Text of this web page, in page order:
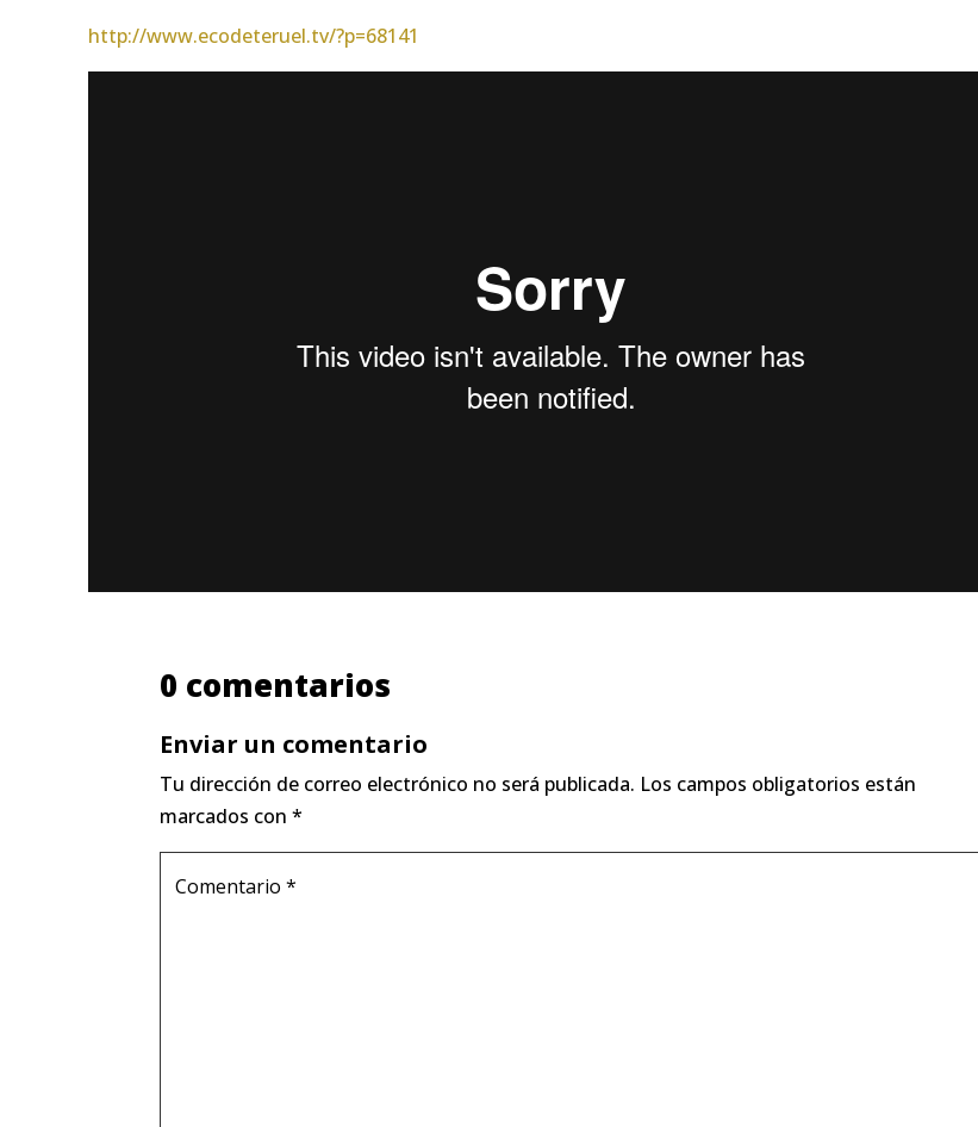
http://www.ecodeteruel.tv/?p=68141
0 comentarios
Enviar un comentario
Tu dirección de correo electrónico no será publicada. Los campos obligatorios están
marcados con*